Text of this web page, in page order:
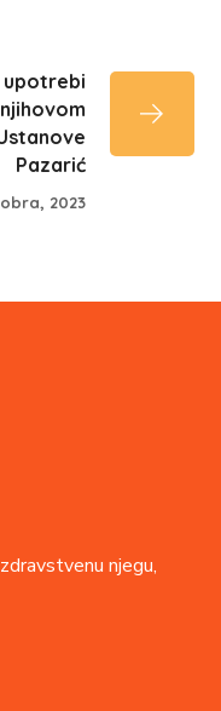
upotrebi
Pazarić
2023
njegu,